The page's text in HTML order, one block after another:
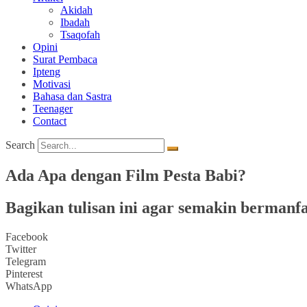
Akidah
Ibadah
Tsaqofah
Opini
Surat Pembaca
Ipteng
Motivasi
Bahasa dan Sastra
Teenager
Contact
Search
Ada Apa dengan Film Pesta Babi?
Bagikan tulisan ini agar semakin
Facebook
Twitter
Telegram
Pinterest
WhatsApp